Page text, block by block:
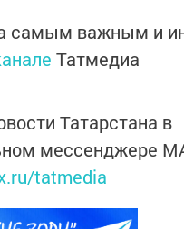
самым важным и
Татмедиа
Татарстана в
мессенджере
tatmedia